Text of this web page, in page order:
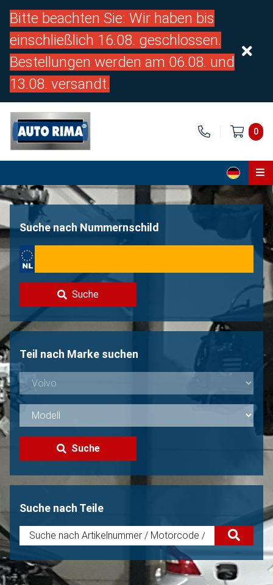
Bitte beachten Sie: Wir haben bis
einschließlich 16.08. geschlossen.
Bestellungen werden am 06.08. und
13.08. versandt.
0
Home
Über uns
Kontakt
Volvo Verkaufen?
Nicht gefunden?
Suche nach Nummernschild
Suche
Teil nach Marke suchen
Suche
Suche nach Teile